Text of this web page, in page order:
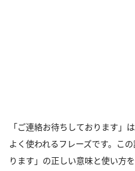
「ご連絡お待ちしております」
よく使われるフレーズです。こ
ります」の正しい意味と使い方